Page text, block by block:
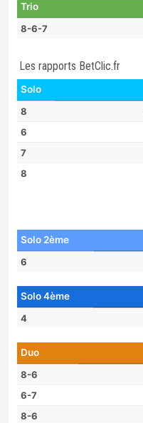
Trio
8-6-7
Les rapports BetClic.fr
Solo
8
6
7
8
Solo 2ème
6
Solo 4ème
4
Duo
8-6
6-7
8-6